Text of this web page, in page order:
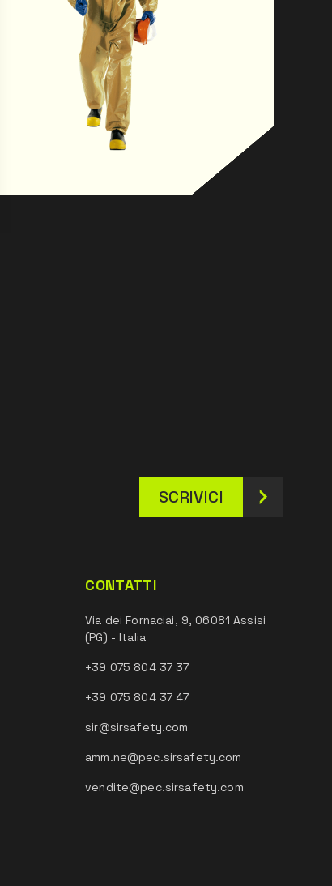
SCRIVICI
CONTATTI
Via dei Fornaciai, 9, 06081 Assisi
(PG) - Italia
+39 075 804 37 37
+39 075 804 37 47
sir@sirsafety.com
amm.ne@pec.sirsafety.com
vendite@pec.sirsafety.com